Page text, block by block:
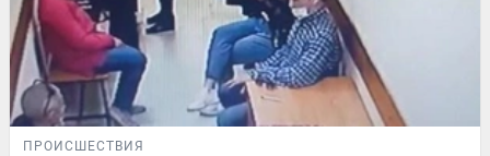
ПРОИСШЕСТВИЯ